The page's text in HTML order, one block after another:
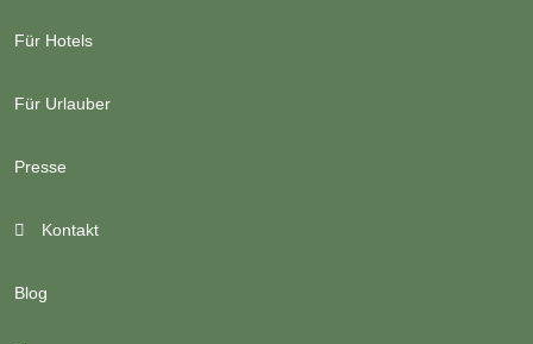
Für Hotels
Für Urlauber
Presse
Kontakt
Blog